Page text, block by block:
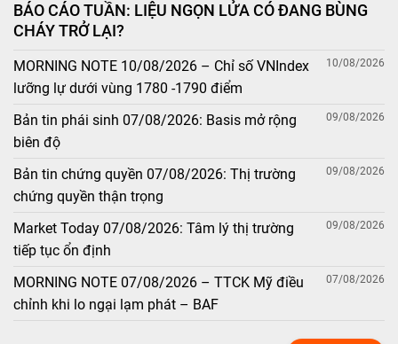
BÁO CÁO TUẦN: LIỆU NGỌN LỬA CÓ ĐANG BÙNG
CHÁY TRỞ LẠI?
MORNING NOTE 10/08/2026 – Chỉ số VNIndex
lưỡng lự dưới vùng 1780 -1790 điểm
10/08/2026
Bản tin phái sinh 07/08/2026: Basis mở rộng
biên độ
09/08/2026
Bản tin chứng quyền 07/08/2026: Thị trường
chứng quyền thận trọng
09/08/2026
Market Today 07/08/2026: Tâm lý thị trường
tiếp tục ổn định
09/08/2026
MORNING NOTE 07/08/2026 – TTCK Mỹ điều
chỉnh khi lo ngại lạm phát – BAF
07/08/2026